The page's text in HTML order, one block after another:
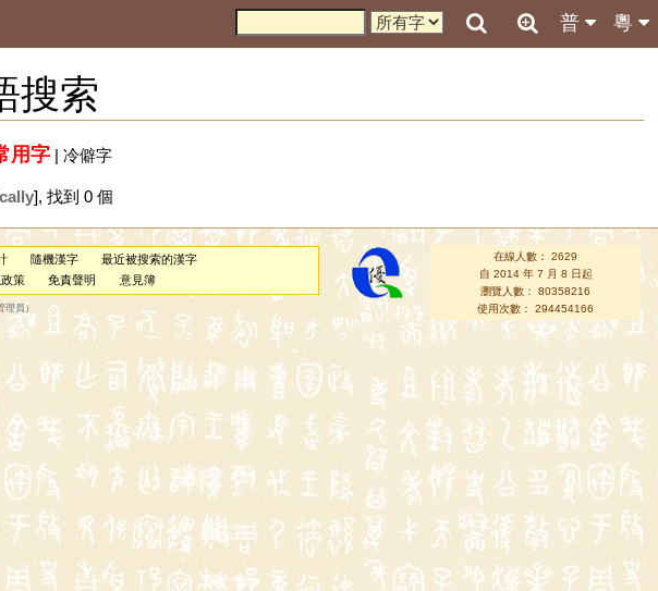
粵
普
搜索
用字| 冷僻字
], 找到 0 個
隨機漢字
最近被搜索的漢字
策 免責聲明 意見簿
理員 ）
在線人數： 2629
自 2014 年 7 月 8 日起
瀏覽人數： 80358216
使用次數： 294454166